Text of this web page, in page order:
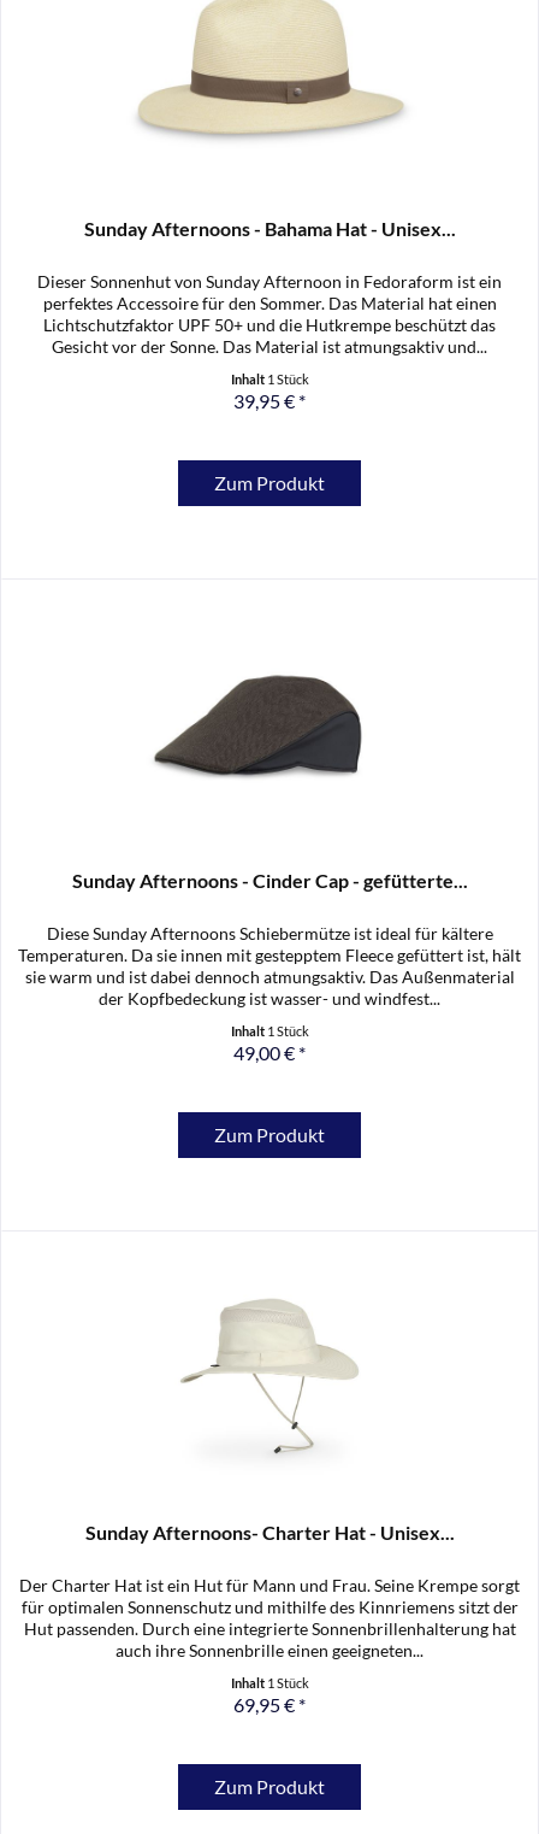
Sunday Afternoons - Bahama Hat - Unisex...
Dieser Sonnenhut von Sunday Afternoon in Fedoraform ist ein
perfektes Accessoire für den Sommer. Das Material hat einen
Lichtschutzfaktor UPF 50+ und die Hutkrempe beschützt das
Gesicht vor der Sonne. Das Material ist atmungsaktiv und...
Inhalt 1 Stück
39,95 € *
Zum Produkt
Sunday Afternoons - Cinder Cap - gefütterte...
Diese Sunday Afternoons Schiebermütze ist ideal für kältere
Temperaturen. Da sie innen mit gestepptem Fleece gefüttert ist, hält
sie warm und ist dabei dennoch atmungsaktiv. Das Außenmaterial
der Kopfbedeckung ist wasser- und windfest...
Inhalt 1 Stück
49,00 € *
Zum Produkt
Sunday Afternoons- Charter Hat - Unisex...
Der Charter Hat ist ein Hut für Mann und Frau. Seine Krempe sorgt
für optimalen Sonnenschutz und mithilfe des Kinnriemens sitzt der
Hut passenden. Durch eine integrierte Sonnenbrillenhalterung hat
auch ihre Sonnenbrille einen geeigneten...
Inhalt 1 Stück
69,95 € *
Zum Produkt